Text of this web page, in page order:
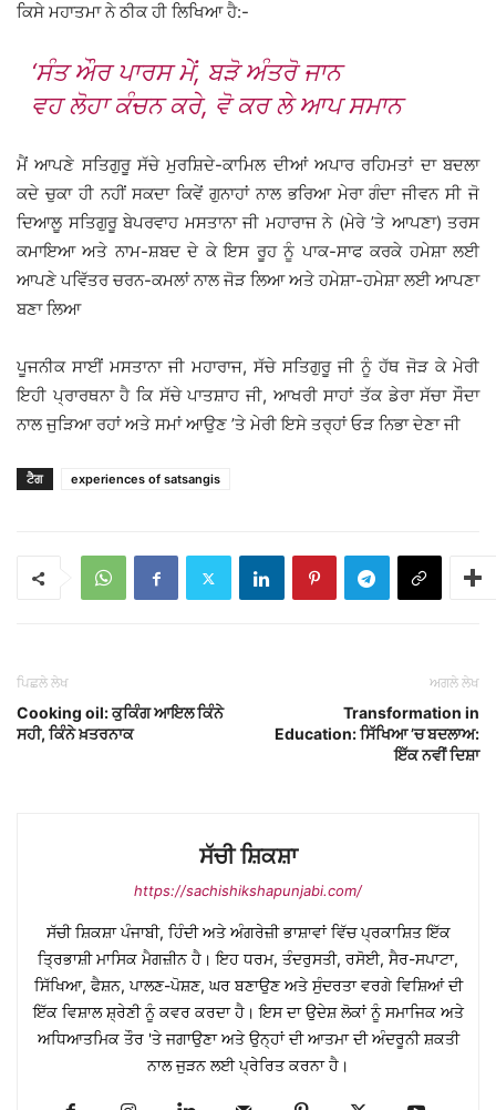
ਕਿਸੇ ਮਹਾਤਮਾ ਨੇ ਠੀਕ ਹੀ ਲਿਖਿਆ ਹੈ:-
‘ਸੰਤ ਔਰ ਪਾਰਸ ਮੇਂ, ਬੜੋ ਅੰਤਰੋ ਜਾਨ
ਵਹ ਲੋਹਾ ਕੰਚਨ ਕਰੇ, ਵੋ ਕਰ ਲੇ ਆਪ ਸਮਾਨ
ਮੈਂ ਆਪਣੇ ਸਤਿਗੁਰੂ ਸੱਚੇ ਮੁਰਸ਼ਿਦੇ-ਕਾਮਿਲ ਦੀਆਂ ਅਪਾਰ ਰਹਿਮਤਾਂ ਦਾ ਬਦਲਾ
ਕਦੇ ਚੁਕਾ ਹੀ ਨਹੀਂ ਸਕਦਾ ਕਿਵੇਂ ਗੁਨਾਹਾਂ ਨਾਲ ਭਰਿਆ ਮੇਰਾ ਗੰਦਾ ਜੀਵਨ ਸੀ ਜੋ
ਦਿਆਲੂ ਸਤਿਗੁਰੂ ਬੇਪਰਵਾਹ ਮਸਤਾਨਾ ਜੀ ਮਹਾਰਾਜ ਨੇ (ਮੇਰੇ ’ਤੇ ਆਪਣਾ) ਤਰਸ
ਕਮਾਇਆ ਅਤੇ ਨਾਮ-ਸ਼ਬਦ ਦੇ ਕੇ ਇਸ ਰੂਹ ਨੂੰ ਪਾਕ-ਸਾਫ ਕਰਕੇ ਹਮੇਸ਼ਾ ਲਈ
ਆਪਣੇ ਪਵਿੱਤਰ ਚਰਨ-ਕਮਲਾਂ ਨਾਲ ਜੋੜ ਲਿਆ ਅਤੇ ਹਮੇਸ਼ਾ-ਹਮੇਸ਼ਾ ਲਈ ਆਪਣਾ
ਬਣਾ ਲਿਆ
ਪੂਜਨੀਕ ਸਾਈਂ ਮਸਤਾਨਾ ਜੀ ਮਹਾਰਾਜ, ਸੱਚੇ ਸਤਿਗੁਰੂ ਜੀ ਨੂੰ ਹੱਥ ਜੋੜ ਕੇ ਮੇਰੀ
ਇਹੀ ਪ੍ਰਾਰਥਨਾ ਹੈ ਕਿ ਸੱਚੇ ਪਾਤਸ਼ਾਹ ਜੀ, ਆਖਰੀ ਸਾਹਾਂ ਤੱਕ ਡੇਰਾ ਸੱਚਾ ਸੌਦਾ
ਨਾਲ ਜੁੜਿਆ ਰਹਾਂ ਅਤੇ ਸਮਾਂ ਆਉਣ ’ਤੇ ਮੇਰੀ ਇਸੇ ਤਰ੍ਹਾਂ ਓੜ ਨਿਭਾ ਦੇਣਾ ਜੀ
ਟੈਗ experiences of satsangis
ਪਿਛਲੇ ਲੇਖ
Cooking oil: ਕੁਕਿੰਗ ਆਇਲ ਕਿੰਨੇ
ਸਹੀ, ਕਿੰਨੇ ਖ਼ਤਰਨਾਕ
ਅਗਲੇ ਲੇਖ
Transformation in
Education: ਸਿੱਖਿਆ ’ਚ ਬਦਲਾਅ:
ਇੱਕ ਨਵੀਂ ਦਿਸ਼ਾ
ਸੱਚੀ ਸ਼ਿਕਸ਼ਾ
https://sachishikshapunjabi.com/
ਸੱਚੀ ਸ਼ਿਕਸ਼ਾ ਪੰਜਾਬੀ, ਹਿੰਦੀ ਅਤੇ ਅੰਗਰੇਜ਼ੀ ਭਾਸ਼ਾਵਾਂ ਵਿੱਚ ਪ੍ਰਕਾਸ਼ਿਤ ਇੱਕ
ਤ੍ਰਿਭਾਸ਼ੀ ਮਾਸਿਕ ਮੈਗਜ਼ੀਨ ਹੈ। ਇਹ ਧਰਮ, ਤੰਦਰੁਸਤੀ, ਰਸੋਈ, ਸੈਰ-ਸਪਾਟਾ,
ਸਿੱਖਿਆ, ਫੈਸ਼ਨ, ਪਾਲਣ-ਪੋਸ਼ਣ, ਘਰ ਬਣਾਉਣ ਅਤੇ ਸੁੰਦਰਤਾ ਵਰਗੇ ਵਿਸ਼ਿਆਂ ਦੀ
ਇੱਕ ਵਿਸ਼ਾਲ ਸ਼੍ਰੇਣੀ ਨੂੰ ਕਵਰ ਕਰਦਾ ਹੈ। ਇਸ ਦਾ ਉਦੇਸ਼ ਲੋਕਾਂ ਨੂੰ ਸਮਾਜਿਕ ਅਤੇ
ਅਧਿਆਤਮਿਕ ਤੌਰ 'ਤੇ ਜਗਾਉਣਾ ਅਤੇ ਉਨ੍ਹਾਂ ਦੀ ਆਤਮਾ ਦੀ ਅੰਦਰੂਨੀ ਸ਼ਕਤੀ
ਨਾਲ ਜੁੜਨ ਲਈ ਪ੍ਰੇਰਿਤ ਕਰਨਾ ਹੈ।